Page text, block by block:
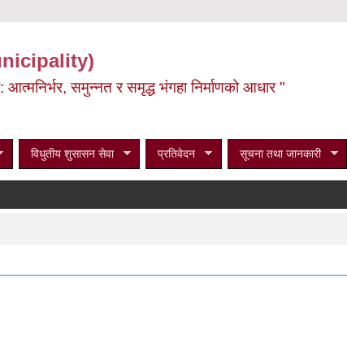
आत्मनिर्भर, समुन्नत र समृद्ध भंगहा निर्माणको आधार "
विधुतीय शुसासन सेवा प्रतिवेदन सूचना तथा जानकारी